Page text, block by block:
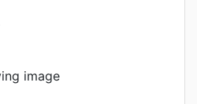
image